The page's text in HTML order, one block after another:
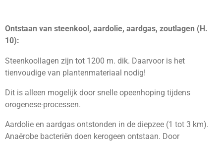
Ontstaan van steenkool, aardolie, aardgas, zoutlagen (H.
10):
Steenkoollagen zijn tot 1200 m. dik. Daarvoor is het
tienvoudige van plantenmateriaal nodig!
Dit is alleen mogelijk door snelle opeenhoping tijdens
orogenese-processen.
Aardolie en aardgas ontstonden in de diepzee (1 tot 3 km).
Anaërobe bacteriën doen kerogeen ontstaan. Door